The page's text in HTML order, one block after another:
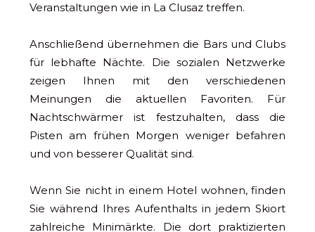
Veranstaltungen wie in La Clusaz treffen.
Anschließend übernehmen die Bars und Clubs
für lebhafte Nächte. Die sozialen Netzwerke
zeigen Ihnen mit den verschiedenen
Meinungen die aktuellen Favoriten. Für
Nachtschwärmer ist festzuhalten, dass die
Pisten am frühen Morgen weniger befahren
und von besserer Qualität sind.
Wenn Sie nicht in einem Hotel wohnen, finden
Sie während Ihres Aufenthalts in jedem Skiort
zahlreiche Minimärkte. Die dort praktizierten